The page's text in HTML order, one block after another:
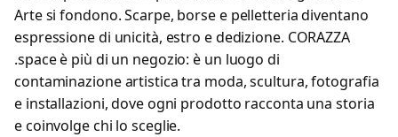
Arte si fondono. Scarpe, borse e pelletteria diventano
espressione di unicità, estro e dedizione. CORAZZA
.space è più di un negozio: è un luogo di
contaminazione artistica tra moda, scultura, fotografia
e installazioni, dove ogni prodotto racconta una storia
e coinvolge chi lo sceglie.